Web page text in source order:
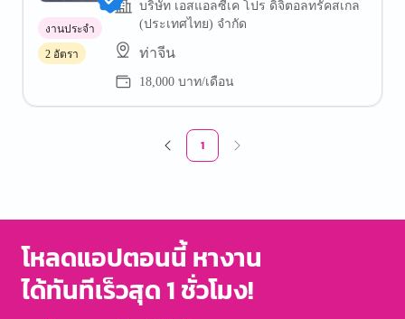
บริษัท เอสแอลซีเค โปร ดิจิตอลทรัคสเกล
(ประเทศไทย) จำกัด
ท่าจีน
18,000 บาท/เดือน
งานประจำ
2 อัตรา
1
โหลดแอปตอนนี้ หางาน
ได้ทันทีเร็วสุด 1 ชั่วโมง!